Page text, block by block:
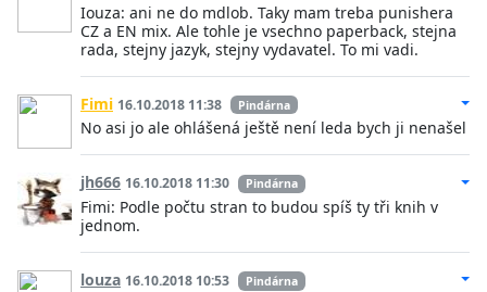
Iouza: ani ne do mdlob. Taky mam treba punishera
CZ a EN mix. Ale tohle je vsechno paperback, stejna
rada, stejny jazyk, stejny vydavatel. To mi vadi.
Fimi 16.10.2018 11:38 Pindárna
No asi jo ale ohlášená ještě není leda bych ji nenašel
jh666 16.10.2018 11:30 Pindárna
Fimi: Podle počtu stran to budou spíš ty tři knih v
jednom.
louza 16.10.2018 10:53 Pindárna